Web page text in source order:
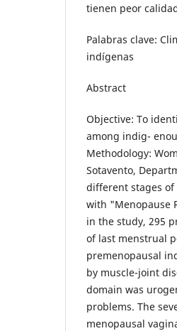
tienen peor
Palabras clave:
indígenas
Abstract
Objective: To
among indig-
Methodology:
Sotavento,
different stages of
with "Menopause
in the study, 295
of last menstrual
premenopausal
by muscle-joint
domain was
problems. The
menopausal